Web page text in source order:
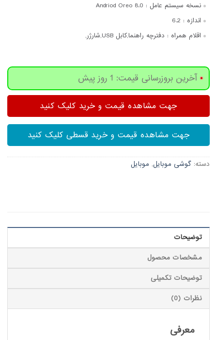
نسخه سیستم عامل : Andriod Oreo 8.0
اندازه : 6.2
اقلام همراه : دفترچه‌ راهنما,کابل USB,شارژر,
آخرین بروزرسانی قیمت: 1 روز پیش
جهت مشاهده قیمت و خرید کلیک کنید
جهت مشاهده قیمت و خرید قسطی کلیک کنید
دسته: گوشی موبایل, موبایل
توضیحات
مشخصات محصول
توضیحات تکمیلی
نظرات (0)
معرفی